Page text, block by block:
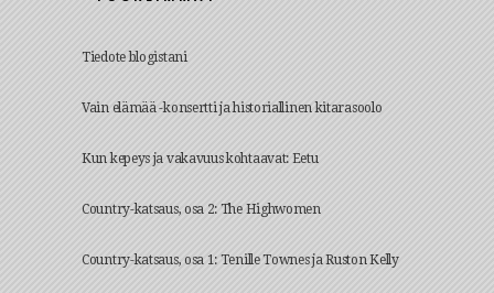
Tiedote blogistani
Vain elämää -konsertti ja historiallinen kitarasoolo
Kun kepeys ja vakavuus kohtaavat: Eetu
Country-katsaus, osa 2: The Highwomen
Country-katsaus, osa 1: Tenille Townes ja Ruston Kelly